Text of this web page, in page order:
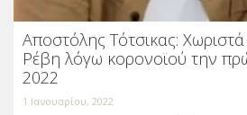
Αποστόλης Τότσικας:
Ρέβη λόγω κορονοϊού την
2022
1 Ιανουαρίου, 2022